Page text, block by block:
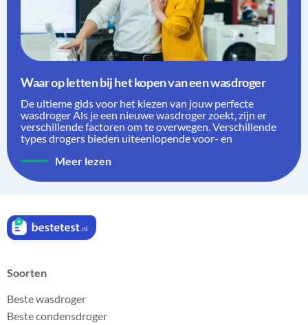
Waar op letten bij het kopen van een wasdroger
De ultieme gids voor het kiezen van jouw perfecte
wasdroger Als je een nieuwe wasdroger zoekt, zijn er
verschillende factoren om te overwegen. Verschillende
types drogers bieden uiteenlopende voor- en
Meer lezen
Soorten
Beste wasdroger
Beste condensdroger